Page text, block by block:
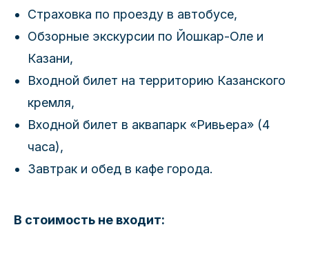
Страховка по проезду в автобусе,
Обзорные экскурсии по Йошкар-Оле и
Казани,
Входной билет на территорию Казанского
кремля,
Входной билет в аквапарк «Ривьера» (4
часа),
Завтрак и обед в кафе города.
В стоимость не входит: